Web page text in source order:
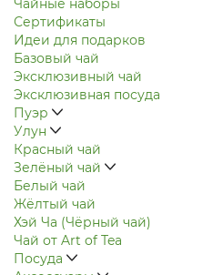
Чайные наборы
Сертификаты
Идеи для подарков
Базовый чай
Эксклюзивный чай
Эксклюзивная посуда
Пуэр
Улун
Красный чай
Зелёный чай
Белый чай
Жёлтый чай
Хэй Ча (Чёрный чай)
Чай от Art of Tea
Посуда